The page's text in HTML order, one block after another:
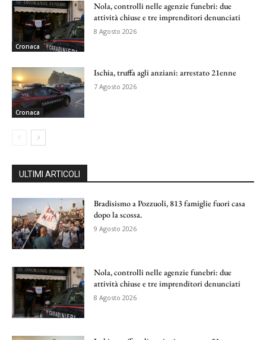
Cronaca
Nola, controlli nelle agenzie funebri: due
attività chiuse e tre imprenditori denunciati
8 Agosto 2026
Cronaca
Ischia, truffa agli anziani: arrestato 21enne
7 Agosto 2026
ULTIMI ARTICOLI
Bradisismo a Pozzuoli, 813 famiglie fuori casa
dopo la scossa.
9 Agosto 2026
Nola, controlli nelle agenzie funebri: due
attività chiuse e tre imprenditori denunciati
8 Agosto 2026